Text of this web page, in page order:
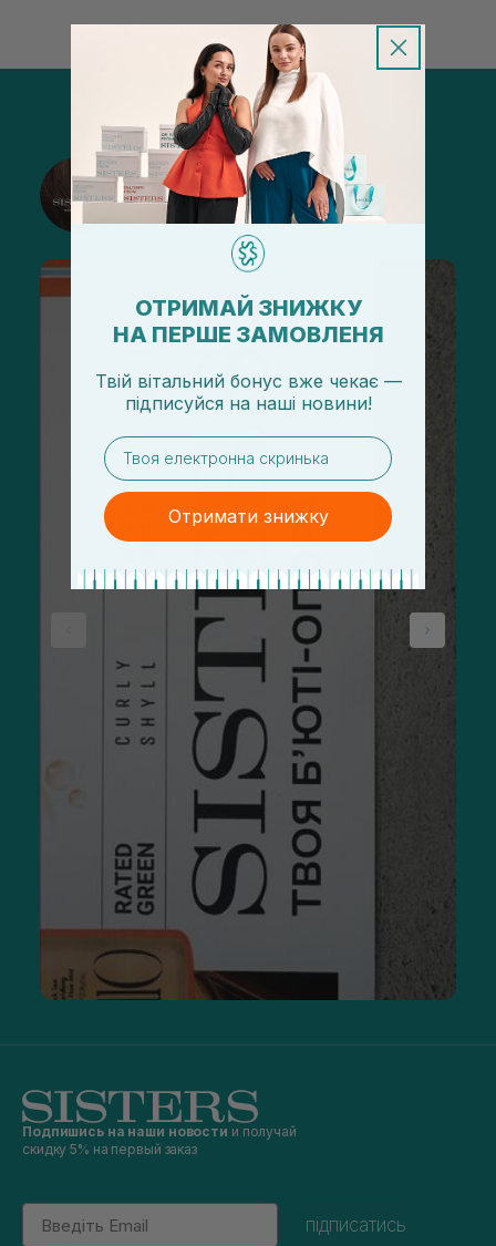
@sisters_stelmakh в Instagram
Подписаться
Подпишись на наши новости и получай
скидку 5% на первый заказ
Email
підписатись
ОТРИМАЙ ЗНИЖКУ
НА ПЕРШЕ ЗАМОВЛЕНЯ
Твій вітальний бонус вже чекає —
підписуйся на наші новини!
email
Отримати знижку